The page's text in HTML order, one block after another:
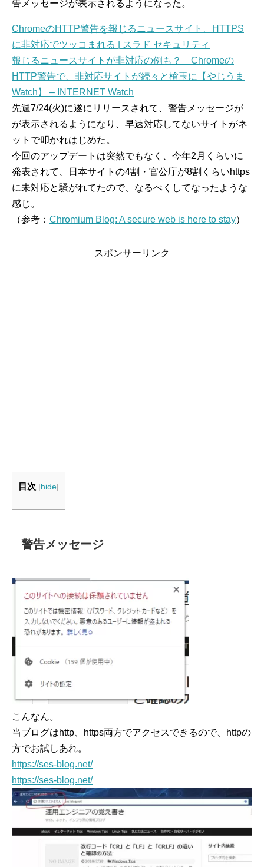
告メッセージが表示されるようになった。
ChromeのHTTP警告を報じるニュースサイト、HTTPS
に非対応でツッコまれる | スラド セキュリティ
報じるニュースサイトが非対応の例も？ Chromeの
HTTP警告で、非対応サイトが続々と槍玉に【やじうま
Watch】 – INTERNET Watch
先週7/24(火)に遂にリリースされて、警告メッセージが
が表示されるようになり、早速対応してないサイトがネ
ットで叩かれはじめた。
今回のアップデートは突然でもなく、今年2月くらいに
発表されて、日本サイトの4割・官公庁が8割くらいhttps
に未対応と騒がれてたので、なるべくしてなったような
感じ。
（参考： Chromium Blog: A secure web is here to stay）
スポンサーリンク
目次 [hide]
警告メッセージ
こんなん。
当ブログはhttp、https両方でアクセスできるので、httpの
方でお試しあれ。
https://ses-blog.net/
https://ses-blog.net/